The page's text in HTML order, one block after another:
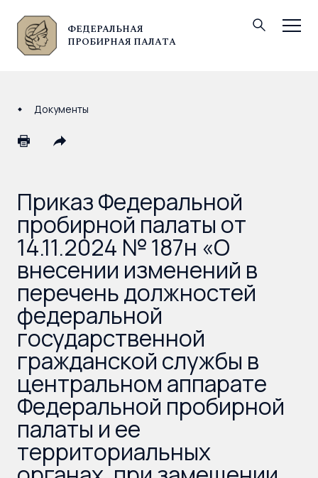
ФЕДЕРАЛЬНАЯ
ПРОБИРНАЯ ПАЛАТА
© Федеральная пробирная палата, 2026
Документы
Приказ Федеральной
пробирной палаты от
14.11.2024 № 187н «О
внесении изменений в
перечень должностей
федеральной
государственной
гражданской службы в
центральном аппарате
Федеральной пробирной
палаты и ее
территориальных